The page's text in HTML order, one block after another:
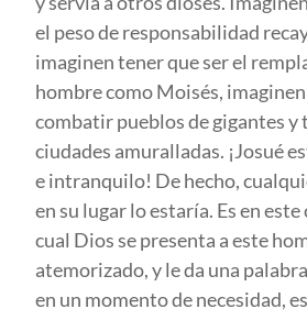
el peso de responsabilidad
imaginen tener que ser el
hombre como Moisés,
combatir pueblos de gigantes y
ciudades amuralladas. ¡Josué
e intranquilo! De hecho,
en su lugar lo estaría. Es en
cual Dios se presenta a este
atemorizado, y le da una
en un momento de necesidad,